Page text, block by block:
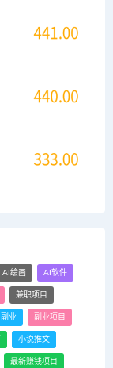
AI绘画 AI软件
兼职项目
副业 副业项目
小说推文
最新赚钱项目